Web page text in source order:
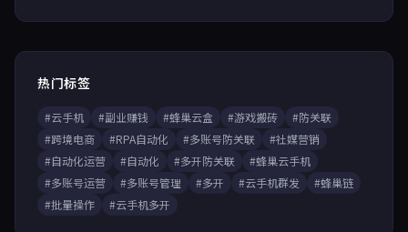
热门标签
#云手机 #副业赚钱 #蜂巢云盒 #游戏搬砖
#防关联
#跨境电商
#RPA自动化 #多账号防关联
#社媒营销
#自动化运营
#自动化 #多开防关联
#蜂巢云手机
#多账号运营
#多账号管理 #多开 #云手机群发
#蜂巢链
#批量操作
#云手机多开